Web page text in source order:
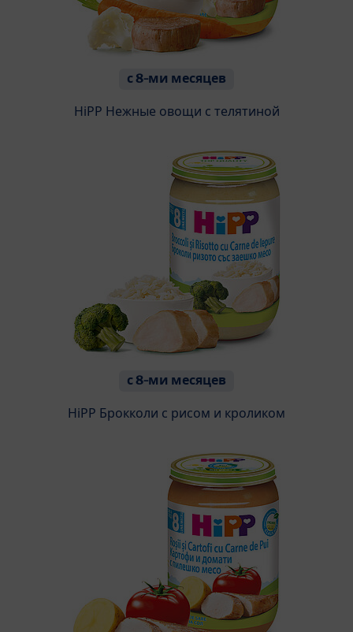
с 8-ми месяцев
HiPP Нежные овощи с телятиной
с 8-ми месяцев
HiPP Брокколи с рисом и кроликом